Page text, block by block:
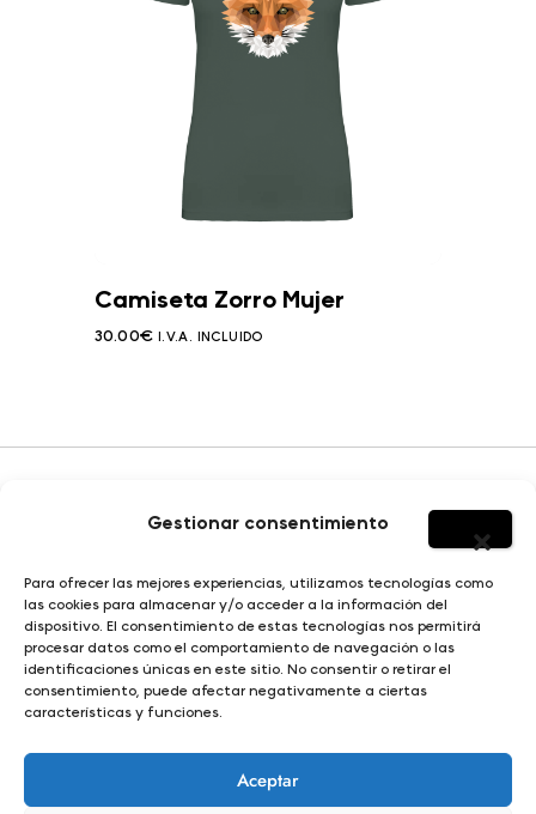
Gestionar consentimiento
Para ofrecer las mejores experiencias, utilizamos tecnologías como
las cookies para almacenar y/o acceder a la información del
dispositivo. El consentimiento de estas tecnologías nos permitirá
procesar datos como el comportamiento de navegación o las
identificaciones únicas en este sitio. No consentir o retirar el
consentimiento, puede afectar negativamente a ciertas
características y funciones.
Aceptar
Camiseta Zorro Mujer
30.00€ I.V.A. INCLUIDO
HOMBRE
MUJER
NIÑO
SOBRE YERBAJO
DISEÑO E ILUSTRACIÓN
© Yerbajo 2024
Condiciones de compra |Aviso legal |Política de privacidad |
Política de cookies |Términos y condiciones |
Propiedad intelectual y derechos de autor